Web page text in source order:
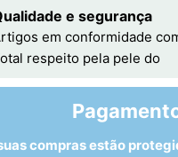
e segurança
em conformidade
respeito pela pele do
compras estão